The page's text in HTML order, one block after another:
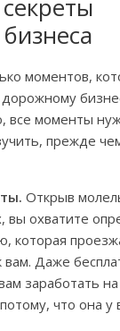
моментов,
все моменты
прежде
Открыв
вы охватите
которая
вам. Даже
заработать
что она у